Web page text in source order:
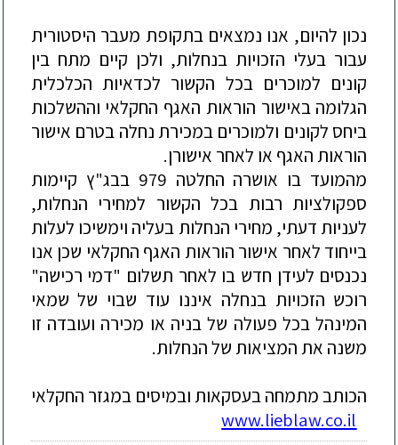
נכון להיום, אנו נמצאים בתקופת מעבר היסטורית
עבור בעלי הזכויות בנחלות, ולכן קיים מתח בין
קונים למוכרים בכל הקשור לכדאיות הכלכלית
הגלומה באישור הוראות האגף החקלאי וההשלכות
ביחס לקונים ולמוכרים במכירת נחלה בטרם אישור
הוראות האגף או לאחר אישורן.
מהמועד בו אושרה החלטה 979 בבג"ץ קיימות
ספקולציות רבות בכל הקשור למחירי הנחלות,
לעניות דעתי, מחירי הנחלות בעליה וימשיכו לעלות
בייחוד לאחר אישור הוראות האגף החקלאי שכן אנו
נכנסים לעידן חדש בו לאחר תשלום "דמי רכישה"
רוכש הזכויות בנחלה איננו עוד שבוי של שמאי
המינהל בכל פעולה של בניה או מכירה ועובדה זו
משנה את המציאות של הנחלות.
הכותב מתמחה בעסקאות ובמיסים במגזר החקלאי
www.lieblaw.co.il